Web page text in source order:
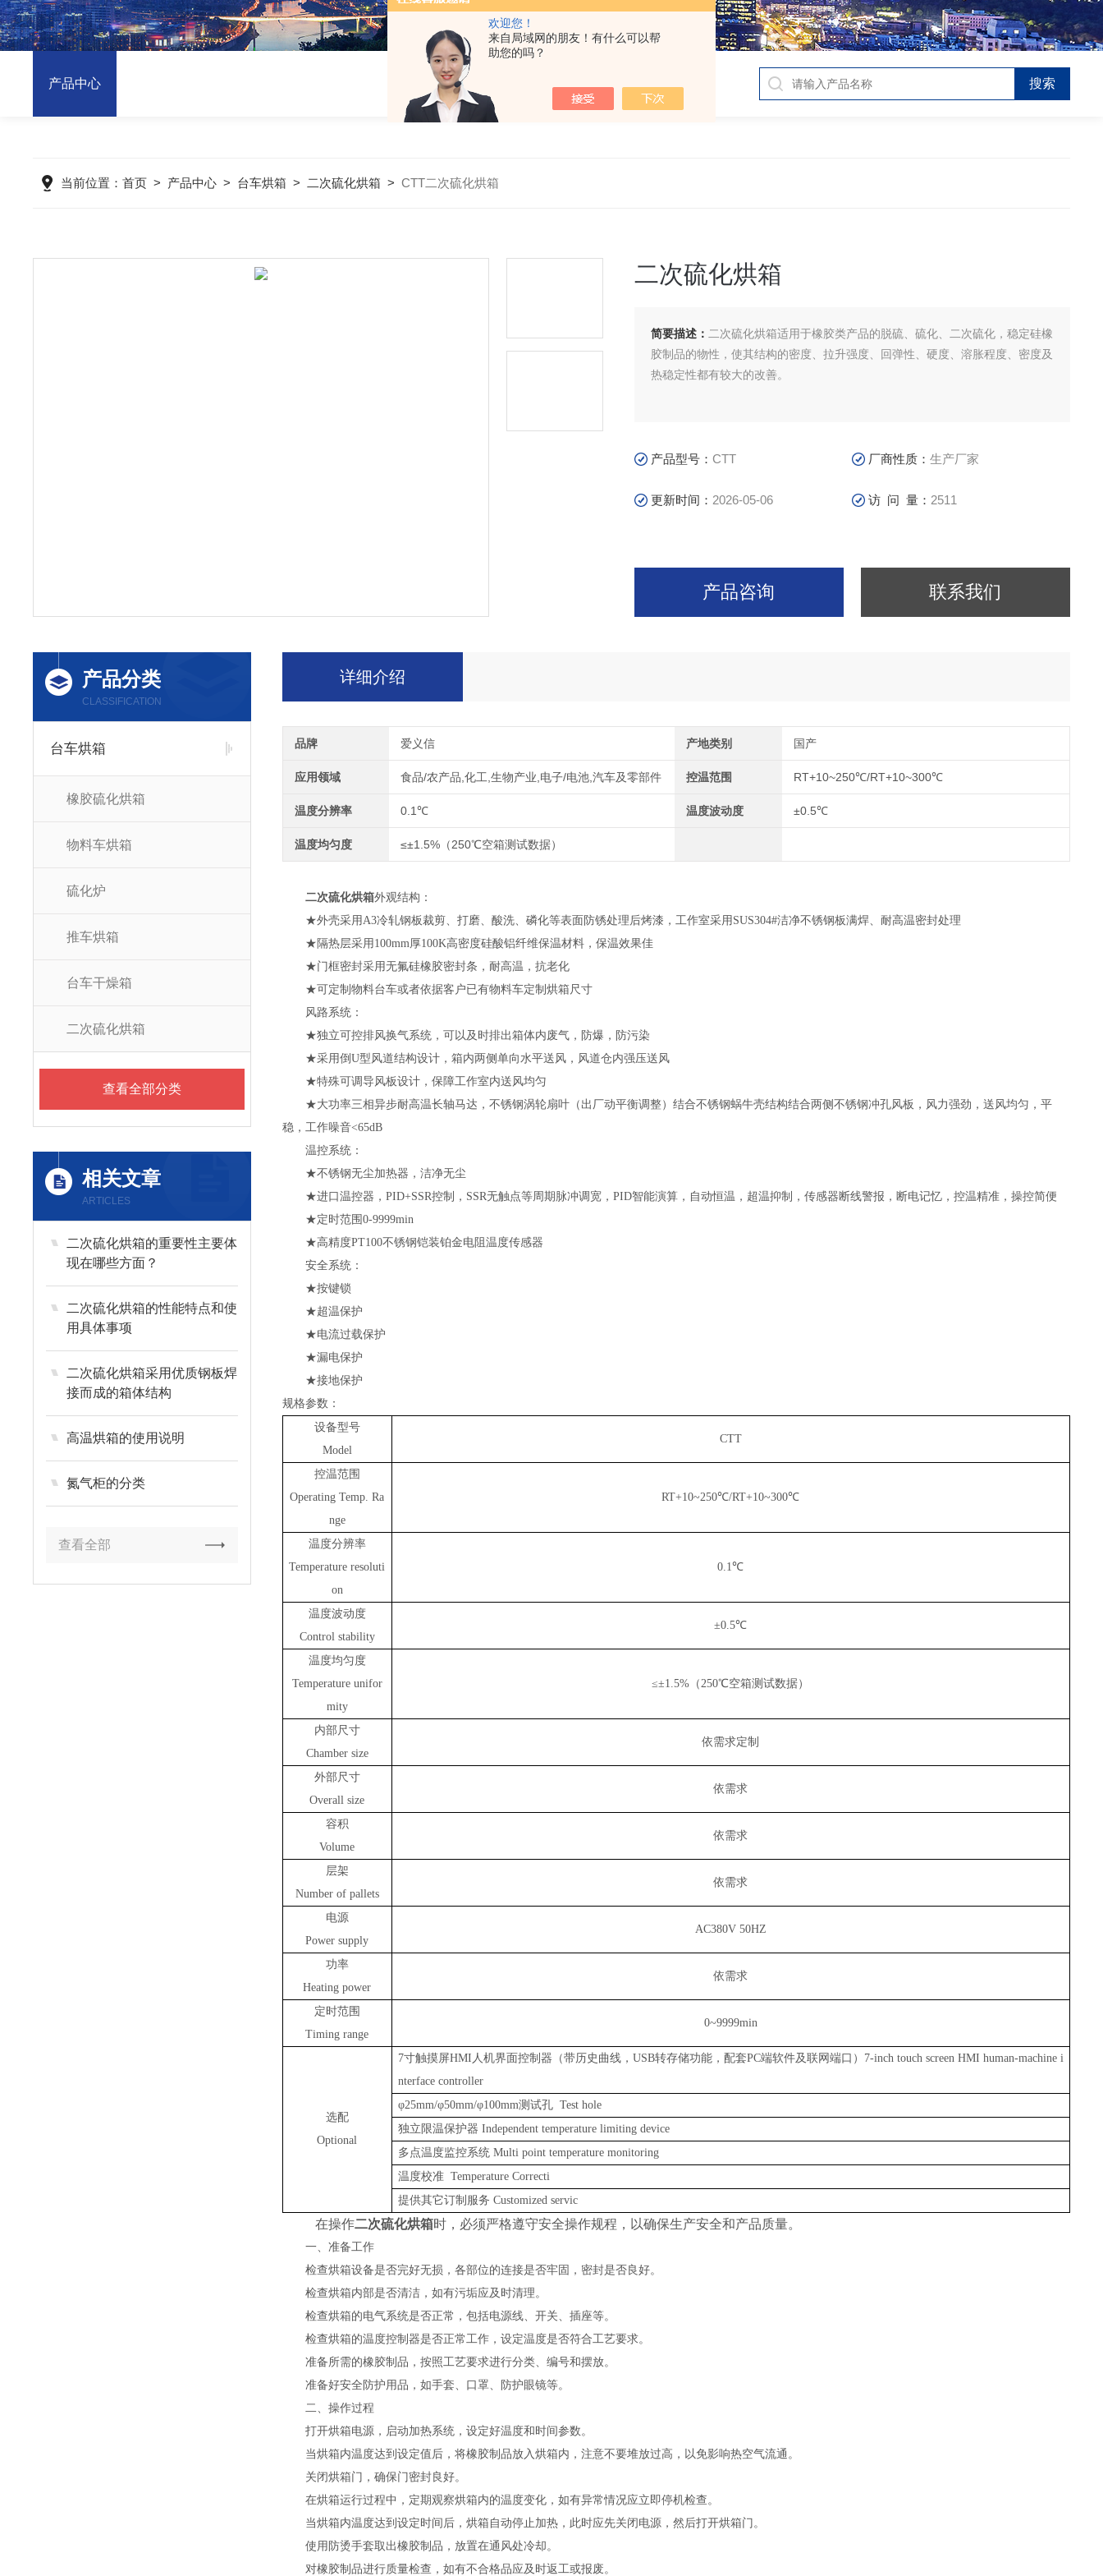
欢迎您！
来自局域网的朋友！有什么可以帮
助您的吗？
产品中心
当前位置：首页 > 产品中心 > 台车烘箱 > 二次硫化烘箱 >CTT二次硫化烘箱
二次硫化烘箱
简要描述： 二次硫化烘箱适用于橡胶类产品的脱硫、硫化、二次硫化，稳定硅橡
胶制品的物性，使其结构的密度、拉升强度、回弹性、硬度、溶胀程度、密度及
热稳定性都有较大的改善。
产品型号：CTT 厂商性质：生产厂家
更新时间： 2026-05-06 访 问 量： 2511
产品咨询 联系我们
产品分类
CLASSIFICATION
台车烘箱
橡胶硫化烘箱
物料车烘箱
硫化炉
推车烘箱
台车干燥箱
二次硫化烘箱
查看全部分类
相关文章
ARTICLES
二次硫化烘箱的重要性主要体
现在哪些方面？
二次硫化烘箱的性能特点和使
用具体事项
二次硫化烘箱采用优质钢板焊
接而成的箱体结构
高温烘箱的使用说明
氮气柜的分类
查看全部
详细介绍
品牌 爱义信 产地类别 国产
应用领域 食品/农产品,化工,生物产业,电子/电池,汽车及零部件 控温范围 RT+10~250℃/RT+10~300℃
温度分辨率 0.1℃ 温度波动度 ±0.5℃
温度均匀度 ≤±1.5%（250℃空箱测试数据）
二次硫化烘箱外观结构：
★外壳采用A3冷轧钢板裁剪、打磨、酸洗、磷化等表面防锈处理后烤漆，工作室采用SUS304#洁净不锈钢板满焊、耐高温密封处理
★隔热层采用100mm厚100K高密度硅酸铝纤维保温材料，保温效果佳
★门框密封采用无氟硅橡胶密封条，耐高温，抗老化
★可定制物料台车或者依据客户已有物料车定制烘箱尺寸
风路系统：
★独立可控排风换气系统，可以及时排出箱体内废气，防爆，防污染
★采用倒U型风道结构设计，箱内两侧单向水平送风，风道仓内强压送风
★特殊可调导风板设计，保障工作室内送风均匀
★大功率三相异步耐高温长轴马达，不锈钢涡轮扇叶（出厂动平衡调整）结合不锈钢蜗牛壳结构结合两侧不锈钢冲孔风板，风力强劲，送风均匀，平
稳，工作噪音<65dB
温控系统：
★不锈钢无尘加热器，洁净无尘
★进口温控器，PID+SSR控制，SSR无触点等周期脉冲调宽，PID智能演算，自动恒温，超温抑制，传感器断线警报，断电记忆，控温精准，操控简便
★定时范围0-9999min
★高精度PT100不锈钢铠装铂金电阻温度传感器
安全系统：
★按键锁
★超温保护
★电流过载保护
★漏电保护
★接地保护
规格参数：
设备型号
Model
CTT
控温范围
Operating Temp. Ra
nge
RT+10~250℃/RT+10~300℃
温度分辨率
Temperature resoluti
on
0.1℃
温度波动度
Control stability
±0.5℃
温度均匀度
Temperature unifor
mity
≤±1.5%（250℃空箱测试数据）
内部尺寸
Chamber size
依需求定制
外部尺寸
Overall size
依需求
容积
Volume
依需求
层架
Number of pallets
依需求
电源
Power supply
AC380V 50HZ
功率
Heating power
依需求
定时范围
Timing range
0~9999min
选配
Optional
7寸触摸屏HMI人机界面控制器（带历史曲线，USB转存储功能，配套PC端软件及联网端口）7-inch touch screen HMI human-machine i
nterface controller
φ25mm/φ50mm/φ100mm测试孔 Test hole
独立限温保护器 Independent temperature limiting device
多点温度监控系统 Multi point temperature monitoring
温度校准 Temperature Correcti
提供其它订制服务 Customized servic
在操作二次硫化烘箱时，必须严格遵守安全操作规程，以确保生产安全和产品质量。
一、准备工作
检查烘箱设备是否完好无损，各部位的连接是否牢固，密封是否良好。
检查烘箱内部是否清洁，如有污垢应及时清理。
检查烘箱的电气系统是否正常，包括电源线、开关、插座等。
检查烘箱的温度控制器是否正常工作，设定温度是否符合工艺要求。
准备所需的橡胶制品，按照工艺要求进行分类、编号和摆放。
准备好安全防护用品，如手套、口罩、防护眼镜等。
二、操作过程
打开烘箱电源，启动加热系统，设定好温度和时间参数。
当烘箱内温度达到设定值后，将橡胶制品放入烘箱内，注意不要堆放过高，以免影响热空气流通。
关闭烘箱门，确保门密封良好。
在烘箱运行过程中，定期观察烘箱内的温度变化，如有异常情况应立即停机检查。
当烘箱内温度达到设定时间后，烘箱自动停止加热，此时应先关闭电源，然后打开烘箱门。
使用防烫手套取出橡胶制品，放置在通风处冷却。
对橡胶制品进行质量检查，如有不合格品应及时返工或报废。